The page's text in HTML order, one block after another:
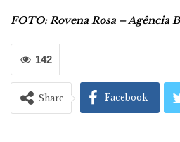
FOTO: Rovena Rosa – Agência
142
Share Facebook